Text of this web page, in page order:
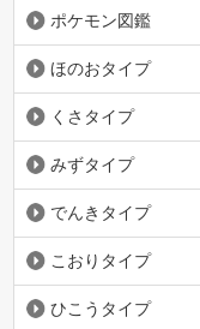
ポケモン図鑑
ほのおタイプ
くさタイプ
みずタイプ
でんきタイプ
こおりタイプ
ひこうタイプ